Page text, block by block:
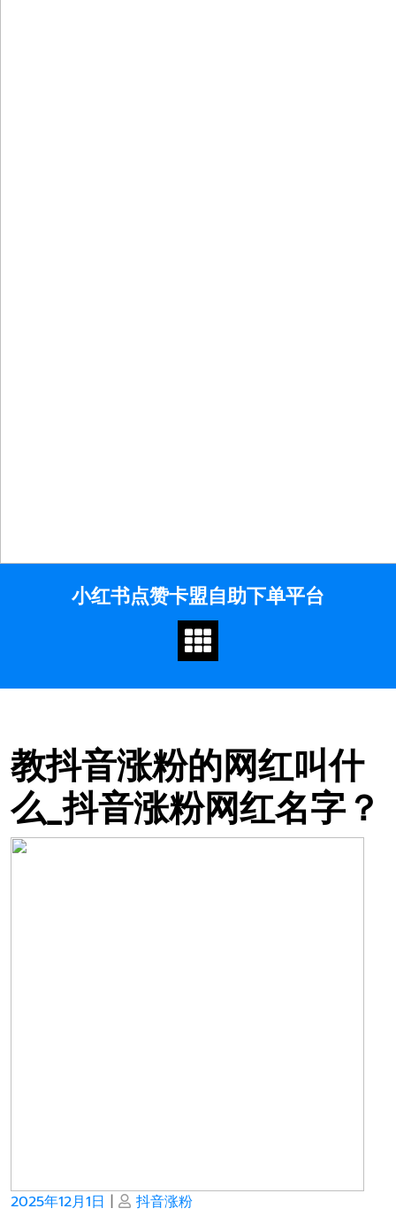
小红书点赞卡盟自助下单平台
教抖音涨粉的网红叫什
么_抖音涨粉网红名字？
Posted
2025年12月1日 | Posted
抖音涨粉